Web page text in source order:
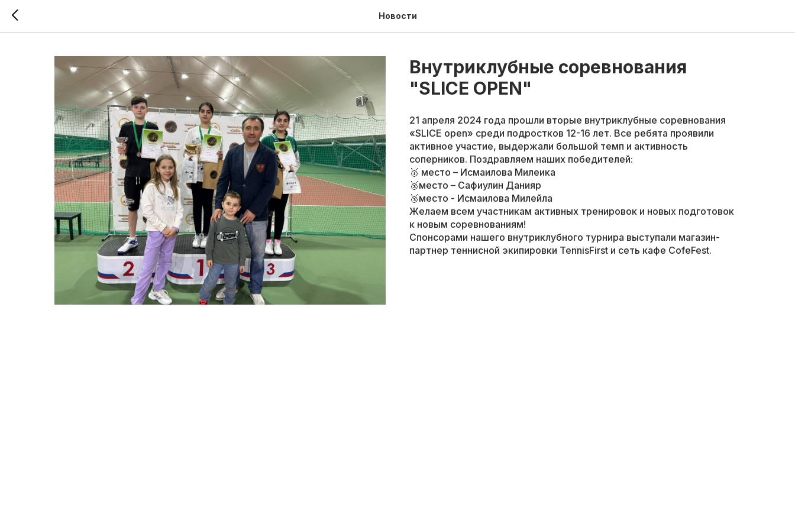
Новости
Внутриклубные соревнования
"SLICE OPEN"
21 апреля 2024 года прошли вторые внутриклубные соревнования
«SLICE open» среди подростков 12-16 лет. Все ребята проявили
активное участие, выдержали большой темп и активность
соперников. Поздравляем наших победителей:
🥇 место – Исмаилова Милеика
🥈место – Сафиулин Данияр
🥉место - Исмаилова Милейла
Желаем всем участникам активных тренировок и новых подготовок
к новым соревнованиям!
Спонсорами нашего внутриклубного турнира выступали магазин-
партнер теннисной экипировки TennisFirst и сеть кафе CofeFest.